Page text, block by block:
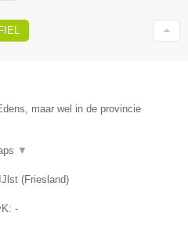
maar wel in de provincie
▼
IJlst (Friesland)
-